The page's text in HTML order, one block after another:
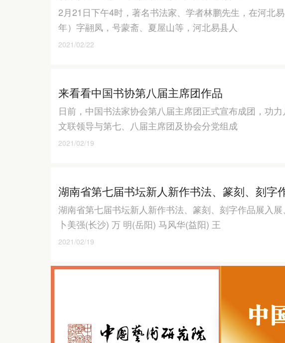
2月21日下午4时，著名书法家、学者林鹏先生，在河北
年）字翮凤，号蒙斋、夏屋山等，河北易县人
2021/02/22
来看看中国书协第八届主席团作品
日前，中国书法家协会第八届主席团正式宣布成团，功
文联领导与第七、八届主席团及协会分党组成
2021/02/19
湖南省第七届书坛新人新作书法、篆刻、刻字
湖南省第七届书坛新人新作书法、篆刻、刻字作品展入
卜美强(长沙) 万 明(岳阳) 马风华(益阳) 王
2021/02/19